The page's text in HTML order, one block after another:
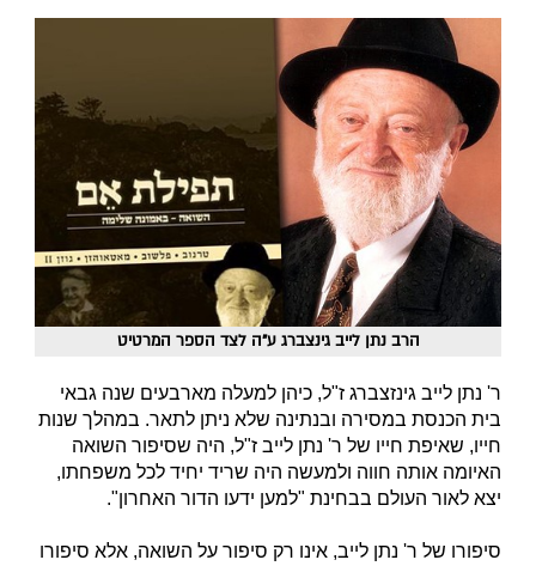
הרב נתן לייב גינצברג ע"ה לצד הספר המרטיט
ר' נתן לייב גינזצברג ז"ל, כיהן למעלה מארבעים שנה גבאי
בית הכנסת במסירה ובנתינה שלא ניתן לתאר. במהלך שנות
חייו, שאיפת חייו של ר' נתן לייב ז"ל, היה שסיפור השואה
האיומה אותה חווה ולמעשה היה שריד יחיד לכל משפחתו,
יצא לאור העולם בבחינת "למען ידעו הדור האחרון".
סיפורו של ר' נתן לייב, אינו רק סיפור על השואה, אלא סיפורו